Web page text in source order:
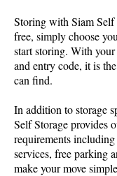
Storing with Siam Self
free, simply choose
start storing. With
and entry code, it is
can find.
In addition to storage
Self Storage provides
requirements
services, free parking
make your move